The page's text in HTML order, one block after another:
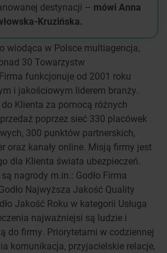
destynacji – mówi Anna
Kruzińska.
wiodąca w Polsce multiagencja,
30 Towarzystw
funkcjonuje od 2001 roku
i jakościowym liderem branży.
Klienta za pomocą różnych
poprzez sieć 330 placówek
300 punktów partnerskich,
oraz kanały online. Misją firmy jest
dla Klienta świata ubezpieczeń.
nagrody m.in.: Godło Firma
Najwyższa Jakość Quality
Jakość Roku w kategorii Usługa
najważniejsi są ludzie i
do firmy. Priorytetami w codziennej
komunikacja, przyjacielskie relacje,